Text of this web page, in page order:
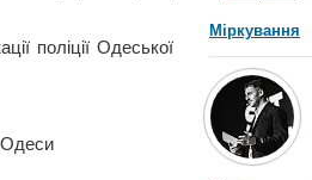
поліції Одеської
Одеси
Міркування